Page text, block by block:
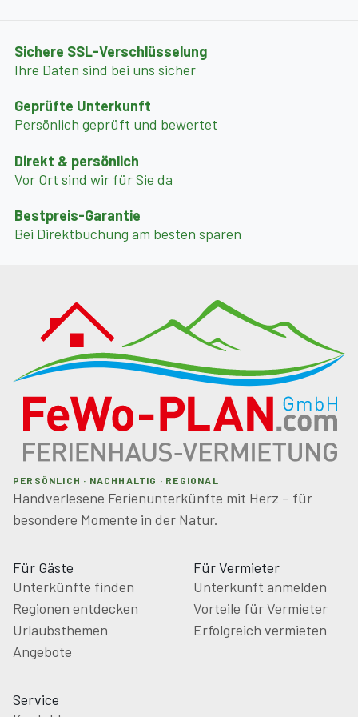
Balkon, Hüttendorf mit Bäckerei & Restaurant.
Endreinigung: 150,00 € pauschal
Haustiergebühr (max. 1 Hund erlaubt): 10,00 € pro
Tier/Tag
Strom nach Verbrauch: 0,40 € pro kWh
Wäschepaket verpflichtend (Bettwäsche, 1 Hand- und
Sichere SSL-Verschlüsselung
Ihre Daten sind bei uns sicher
Geprüfte Unterkunft
Persönlich geprüft und bewertet
Direkt & persönlich
Vor Ort sind wir für Sie da
Bestpreis-Garantie
Bei Direktbuchung am besten sparen
PERSÖNLICH · NACHHALTIG · REGIONAL
Handverlesene Ferienunterkünfte mit Herz – für
besondere Momente in der Natur.
Für Gäste
Unterkünfte finden
Regionen entdecken
Urlaubsthemen
Angebote
Für Vermieter
Unterkunft anmelden
Vorteile für Vermieter
Erfolgreich vermieten
Service